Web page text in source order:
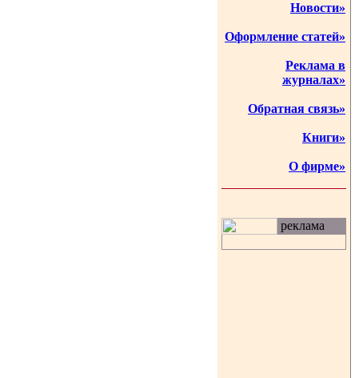
Новости»
Оформление статей»
Реклама в
журналах»
Обратная связь»
Книги»
О фирме»
реклама